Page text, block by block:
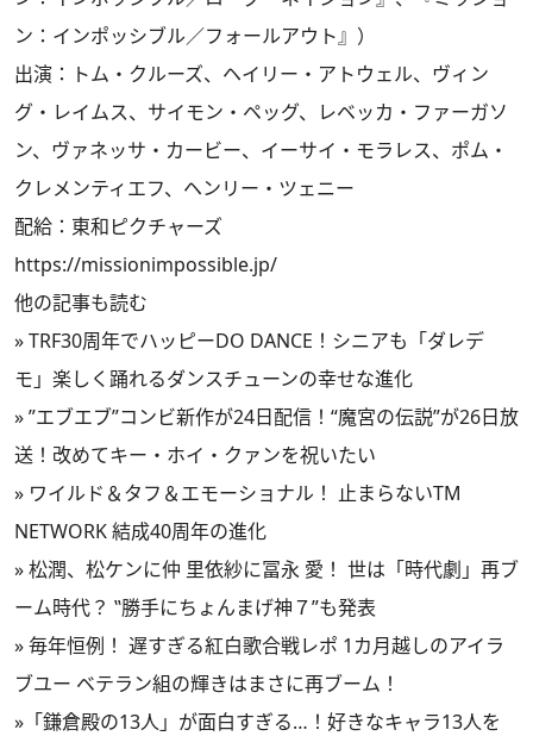
ン：インポッシブル／フォールアウト』）
出演：トム・クルーズ、ヘイリー・アトウェル、ヴィン
グ・レイムス、サイモン・ペッグ、レベッカ・ファーガソ
ン、ヴァネッサ・カービー、イーサイ・モラレス、ポム・
クレメンティエフ、ヘンリー・ツェニー
配給：東和ピクチャーズ
https://missionimpossible.jp/
他の記事も読む
»TRF30周年でハッピーDO DANCE！シニアも「ダレデ
モ」楽しく踊れるダンスチューンの幸せな進化
»”エブエブ”コンビ新作が24日配信！“魔宮の伝説”が26日放
送！改めてキー・ホイ・クァンを祝いたい
» ワイルド＆タフ＆エモーショナル！ 止まらないTM
NETWORK 結成40周年の進化
»松潤、松ケンに仲 里依紗に冨永 愛！ 世は「時代劇」再ブ
ーム時代？ ‟勝手にちょんまげ神７”も発表
»毎年恒例！ 遅すぎる紅白歌合戦レポ 1カ月越しのアイラ
ブユー ベテラン組の輝きはまさに再ブーム！
» 「鎌倉殿の13人」が面白すぎる…！好きなキャラ13人を